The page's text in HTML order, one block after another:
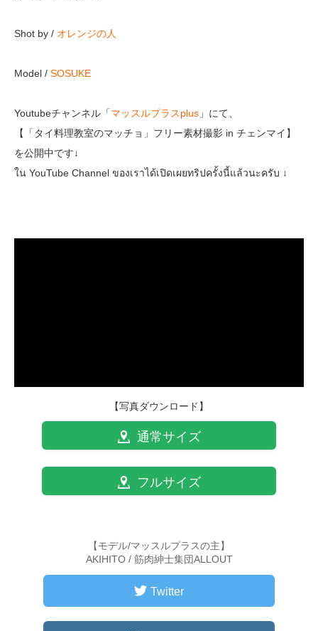
Shot by / オレンジの人
Model / SOSUKE
Youtubeチャンネル「マッスルプラスplus 」にて、
【「タイ料理教室のマッチョ」フリー素材撮影 in チェンマイ】
を公開中です↓
ใน YouTube Channel ของเราได้เปิดเผยทริปครั้งนี้แล้วนะครับ ↓
【写真ダウンロード】
通常サイズ
フルサイズ
【モデル/マッスルプラスの主】
AKIHITO / 筋肉紳士集団ALLOUT
Twitter